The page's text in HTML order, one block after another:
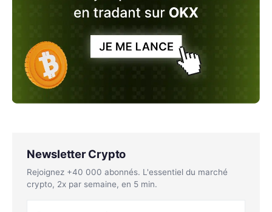
Newsletter Crypto
Rejoignez +40 000 abonnés. L'essentiel du marché
crypto, 2x par semaine, en 5 min.